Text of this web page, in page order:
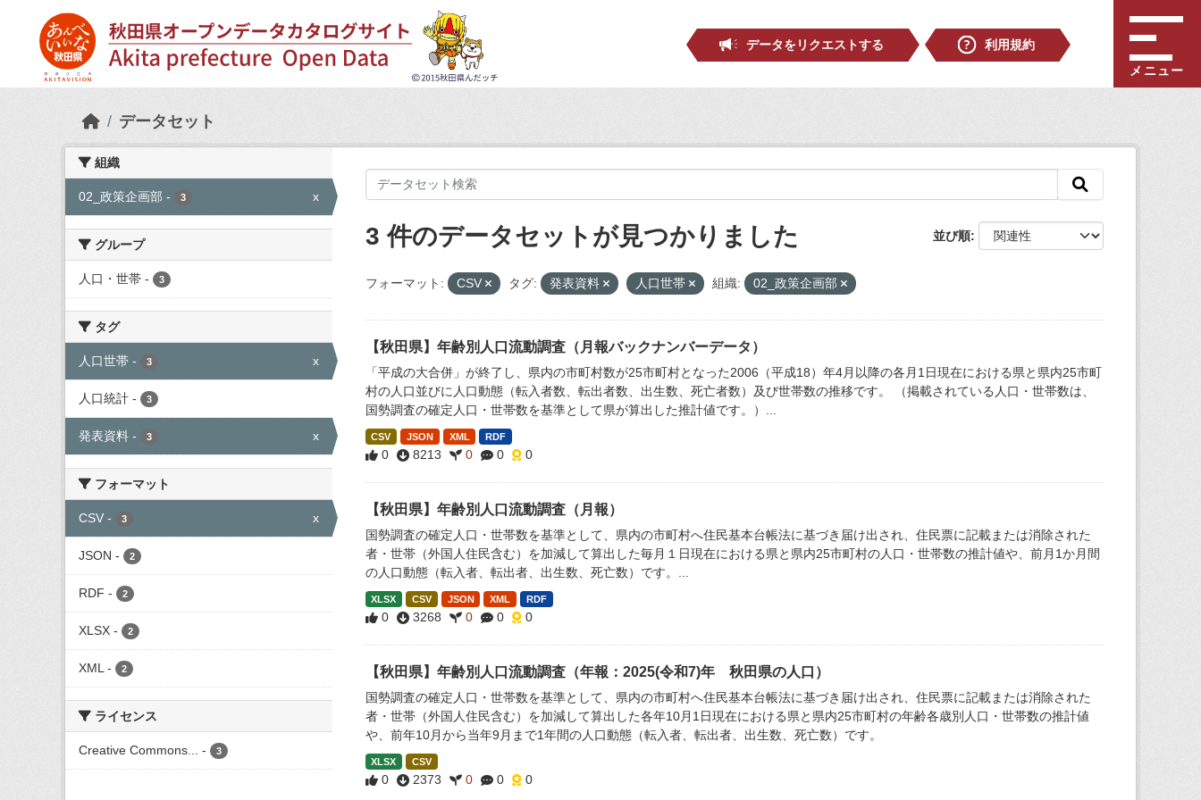
データをリクエストする
利用規約
メニュー
データセット
組織
02_政策企画部 - 3 x
グループ
人口・世帯 - 3
タグ
人口世帯 - 3 x
人口統計 - 3
発表資料 - 3 x
フォーマット
CSV - 3 x
JSON - 2
RDF - 2
XLSX - 2
XML - 2
ライセンス
Creative Commons... - 3
並び順
3 件のデータセットが見つかりました
フォーマット: CSV タグ: 発表資料 人口世帯 組織: 02_政策企画部
【秋田県】年齢別人口流動調査（月報バックナンバーデータ）
「平成の大合併」が終了し、県内の市町村数が25市町村となった2006（平成18）年4月以降の各月1日現在における県と県内25市町
村の人口並びに人口動態（転入者数、転出者数、出生数、死亡者数）及び世帯数の推移です。 （掲載されている人口・世帯数は、
国勢調査の確定人口・世帯数を基準として県が算出した推計値です。）...
CSV JSON XML RDF
0 8213 0 0 0
【秋田県】年齢別人口流動調査（月報）
国勢調査の確定人口・世帯数を基準として、県内の市町村へ住民基本台帳法に基づき届け出され、住民票に記載または消除された
者・世帯（外国人住民含む）を加減して算出した毎月１日現在における県と県内25市町村の人口・世帯数の推計値や、前月1か月間
の人口動態（転入者、転出者、出生数、死亡数）です。...
XLSX CSV JSON XML RDF
0 3268 0 0 0
【秋田県】年齢別人口流動調査（年報：2025(令和7)年 秋田県の人口）
国勢調査の確定人口・世帯数を基準として、県内の市町村へ住民基本台帳法に基づき届け出され、住民票に記載または消除された
者・世帯（外国人住民含む）を加減して算出した各年10月1日現在における県と県内25市町村の年齢各歳別人口・世帯数の推計値
や、前年10月から当年9月まで1年間の人口動態（転入者、転出者、出生数、死亡数）です。
XLSX CSV
0 2373 0 0 0